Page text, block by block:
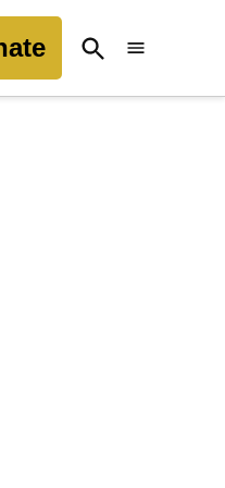
Open
Search